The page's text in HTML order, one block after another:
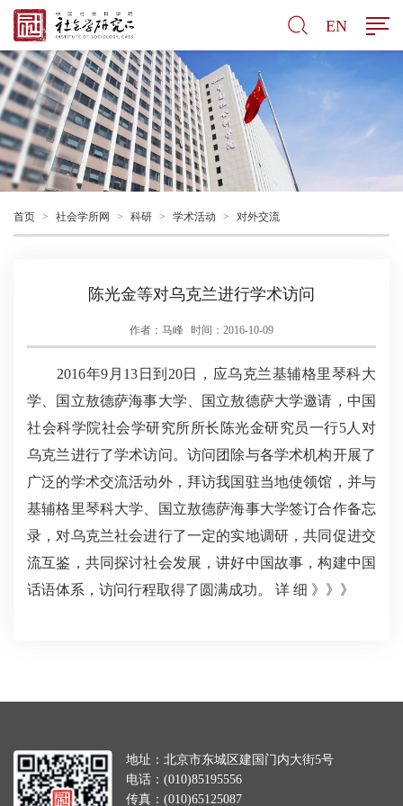
EN
首页 > 社会学所网 > 科研 > 学术活动 > 对外交流
陈光金等对乌克兰进行学术访问
作者：马峰 时间：2016-10-09
2016年9月13日到20日，应乌克兰基辅格里琴科大
学、国立敖德萨海事大学、国立敖德萨大学邀请，中国
社会科学院社会学研究所所长陈光金研究员一行5人对
乌克兰进行了学术访问。访问团除与各学术机构开展了
广泛的学术交流活动外，拜访我国驻当地使领馆，并与
基辅格里琴科大学、国立敖德萨海事大学签订合作备忘
录，对乌克兰社会进行了一定的实地调研，共同促进交
流互鉴，共同探讨社会发展，讲好中国故事，构建中国
话语体系，访问行程取得了圆满成功。 详 细 》》》
地址：北京市东城区建国门内大街5号
电话：(010)85195556
传真：(010)65125087